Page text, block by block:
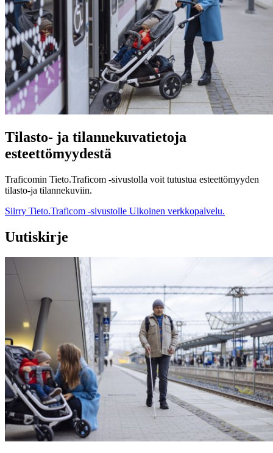
Tilasto- ja tilannekuvatietoja
esteettömyydestä
Traficomin Tieto.Traficom -sivustolla voit tutustua esteettömyyden
tilasto-ja tilannekuviin.
Siirry Tieto.Traficom -sivustolle Ulkoinen verkkopalvelu.
Uutiskirje